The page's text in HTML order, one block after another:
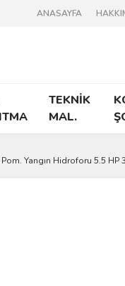
ANASAYFA
TEKNİK
MAL.
Yangın Hidroforu 5.5 HP